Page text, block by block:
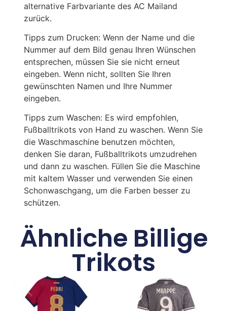
alternative Farbvariante des AC Mailand
zurück.
Tipps zum Drucken: Wenn der Name und die
Nummer auf dem Bild genau Ihren Wünschen
entsprechen, müssen Sie sie nicht erneut
eingeben. Wenn nicht, sollten Sie Ihren
gewünschten Namen und Ihre Nummer
eingeben.
Tipps zum Waschen: Es wird empfohlen,
Fußballtrikots von Hand zu waschen. Wenn Sie
die Waschmaschine benutzen möchten,
denken Sie daran, Fußballtrikots umzudrehen
und dann zu waschen. Füllen Sie die Maschine
mit kaltem Wasser und verwenden Sie einen
Schonwaschgang, um die Farben besser zu
schützen.
Ähnliche Billige
Trikots